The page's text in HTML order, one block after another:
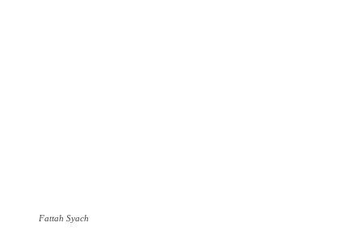
Fattah Syach